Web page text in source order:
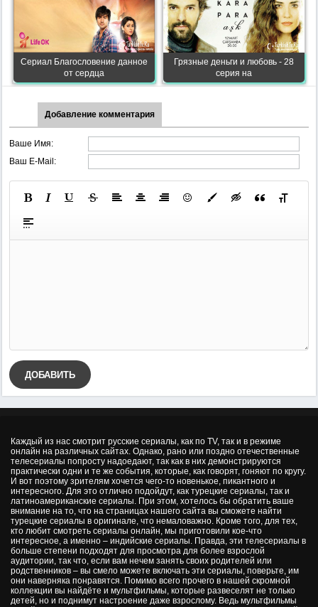
Сериал Благословение данное
от сердца
Грязные деньги и любовь - 28
серия на
Добавление комментария
Ваше Имя:
Ваш E-Mail:
ДОБАВИТЬ
Каждый из нас смотрит русские сериалы, как по TV, так и в режиме
онлайн на различных сайтах. Однако, рано или поздно отечественные
телесериалы попросту надоедают, так как в них демонстрируются
практически одни и те же события, которые, как говорят, гоняют по кругу.
И вот поэтому зрителям хочется чего-то новенькое, пикантного и
интересного. Для это отлично подойдут, как турецкие сериалы, так и
латиноамериканские сериалы. При этом, хотелось бы обратить ваше
внимание на то, что на страницах нашего сайта вы сможете найти
турецкие сериалы в оригинале, что немаловажно. Кроме того, для тех,
кто любит смотреть сериалы онлайн, мы приготовили кое-что
интересное, а именно – индийские сериалы. Правда, эти телесериалы в
больше степени подходят для просмотра для более взрослой
аудитории, так что, если вам нечем занять своих родителей или
родственников – вы смело можете включать эти сериалы, поверьте, им
они наверняка понравятся. Помимо всего прочего в нашей скромной
коллекции вы найдёте и мультфильмы, которые развеселят не только
детей, но и поднимут настроение даже взрослому. Ведь мультфильмы